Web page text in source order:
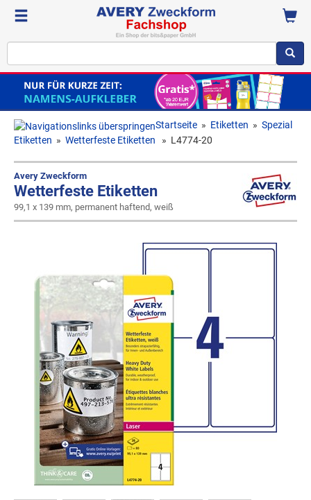
Startseite » Etiketten » Spezial
Etiketten » Wetterfeste Etiketten » L4774-20
Avery Zweckform
Wetterfeste Etiketten
99,1 x 139 mm, permanent haftend, weiß